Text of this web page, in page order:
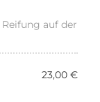
Reifung auf der
23,00 €